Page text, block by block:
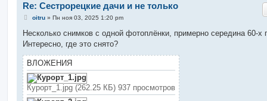
Re: Сестрорецкие дачи и не только
С
о
щ
н
и
е
oitru» Пн ноя 03, 2025 1:20 pm
Несколько снимков с одной фотоплёнки, примерно середина 60-х
Интересно, где это снято?
ВЛОЖЕНИЯ
Курорт_1.jpg (262.25 КБ) 937 просмотров